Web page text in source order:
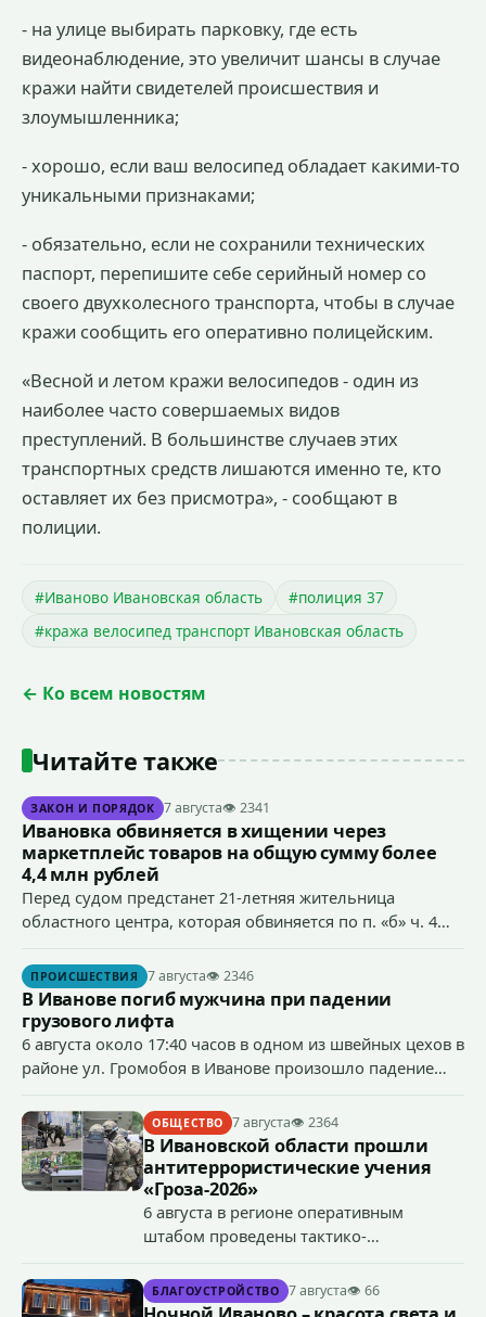
- на улице выбирать парковку, где есть
видеонаблюдение, это увеличит шансы в случае
кражи найти свидетелей происшествия и
злоумышленника;
- хорошо, если ваш велосипед обладает какими-то
уникальными признаками;
- обязательно, если не сохранили технических
паспорт, перепишите себе серийный номер со
своего двухколесного транспорта, чтобы в случае
кражи сообщить его оперативно полицейским.
«Весной и летом кражи велосипедов - один из
наиболее часто совершаемых видов
преступлений. В большинстве случаев этих
транспортных средств лишаются именно те, кто
оставляет их без присмотра», - сообщают в
полиции.
#Иваново Ивановская область
#полиция 37
#кража велосипед транспорт Ивановская область
← Ко всем новостям
Читайте также
ЗАКОН И ПОРЯДОК 7 августа👁 2341
Ивановка обвиняется в хищении через
маркетплейс товаров на общую сумму более
4,4 млн рублей
Перед судом предстанет 21-летняя жительница
областного центра, которая обвиняется по п. «б» ч. 4
сумму более 4,4 млн рублей через маркетплейс.
ПРОИСШЕСТВИЯ 7 августа👁 2346
В Иванове погиб мужчина при падении
грузового лифта
6 августа около 17:40 часов в одном из швейных цехов в
районе ул. Громобоя в Иванове произошло падение
ОБЩЕСТВО 7 августа👁 2364
В Ивановской области прошли
антитеррористические учения
«Гроза-2026»
6 августа в регионе оперативным
штабом проведены тактико-
террористического акта на объекте
органов государственной власти.
БЛАГОУСТРОЙСТВО 7 августа👁 66